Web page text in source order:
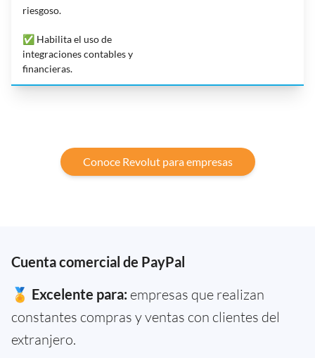
riesgoso.
✅ Habilita el uso de
integraciones contables y
financieras.
Conoce Revolut para empresas
Cuenta comercial de PayPal
🏅 Excelente para: empresas que realizan
constantes compras y ventas con clientes del
extranjero.